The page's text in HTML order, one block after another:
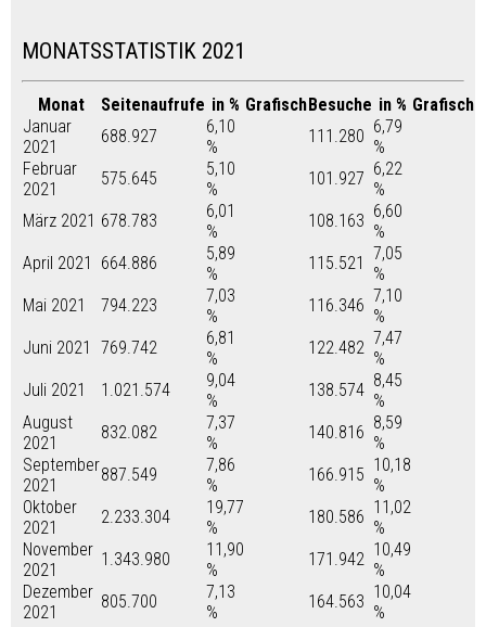
MONATSSTATISTIK 2021
Monat Seitenaufrufe in % GrafischBesuche in % Grafisch
Januar
2021
688.927
6,10
%
111.280 6,79
%
Februar
2021
575.645
5,10
%
101.927 6,22
%
März 2021 678.783
6,01
%
108.163 6,60
%
April 2021
664.886
5,89
%
115.521 7,05
%
Mai 2021
794.223
7,03
%
116.346 7,10
%
Juni 2021
769.742
6,81
%
122.482 7,47
%
Juli 2021
1.021.574
9,04
%
138.574 8,45
%
August
2021
832.082
7,37
%
140.816 8,59
%
September
2021
887.549
7,86
%
166.915 10,18
%
Oktober
2021
2.233.304
19,77
%
180.586 11,02
%
November
2021
1.343.980
11,90
%
171.942 10,49
%
Dezember
2021
805.700
7,13
%
164.563 10,04
%